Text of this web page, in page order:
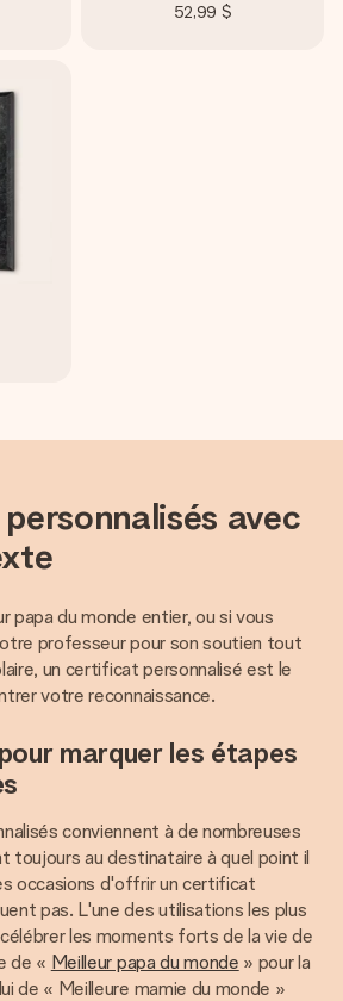
52,99 $
avec
papa du monde entier, ou si vous
professeur pour son soutien tout
un certificat personnalisé est le
votre reconnaissance.
marquer les étapes
conviennent à de nombreuses
toujours au destinataire à quel point il
occasions d'offrir un certificat
pas. L'une des utilisations les plus
les moments forts de la vie de
de « Meilleur papa du monde » pour la
de « Meilleure mamie du monde »